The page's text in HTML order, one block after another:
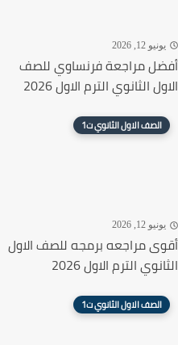
يونيو 12, 2026
أفضل مراجعة فرنساوي للصف
الاول الثانوي الترم الاول 2026
الصف الاول الثانوي ت1
يونيو 12, 2026
أقوى مراجعه برمجه للصف الاول
الثانوي الترم الاول 2026
الصف الاول الثانوي ت1